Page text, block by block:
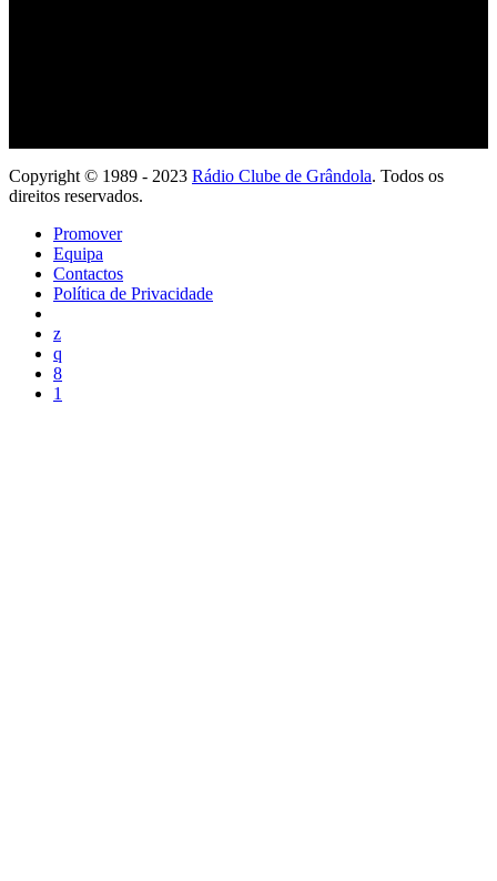
Copyright © 1989 - 2023 Rádio Clube de Grândola. Todos os
direitos reservados.
Promover
Equipa
Contactos
Política de Privacidade